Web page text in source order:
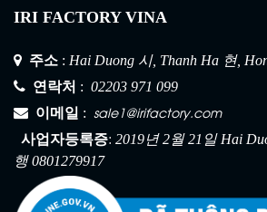
건설 안전망 1
IRI FACTORY VINA
주소 : Hai Duong 시, Thanh Ha 현,
연락처 : 02203 971 099
이메일 : sale1@irifactory.com
사업자등록증: 2019년 2월 21일 Hai
행 0801279917